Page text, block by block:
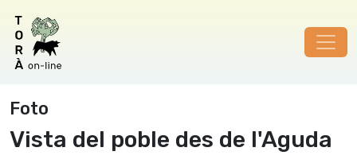
Foto
Vista del poble des de l'Aguda